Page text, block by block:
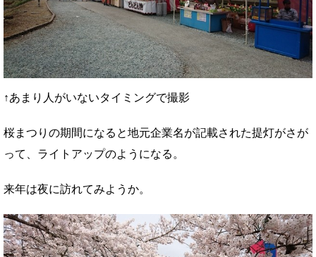
↑あまり人がいないタイミングで撮影
桜まつりの期間になると地元企業名が記載された提灯がさが
って、ライトアップのようになる。
来年は夜に訪れてみようか。